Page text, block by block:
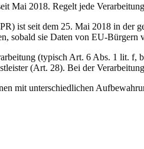
Mai 2018. Regelt jede
ist seit dem 25. Mai 2018 in der
sobald sie Daten von EU-Bürgern
(typisch Art. 6 Abs. 1 lit.
(Art. 28). Bei der
mit unterschiedlichen